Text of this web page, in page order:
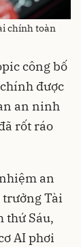
chính toàn
công bố
được
an ninh
rốt ráo
an
Tài
thứ Sáu,
AI phơi